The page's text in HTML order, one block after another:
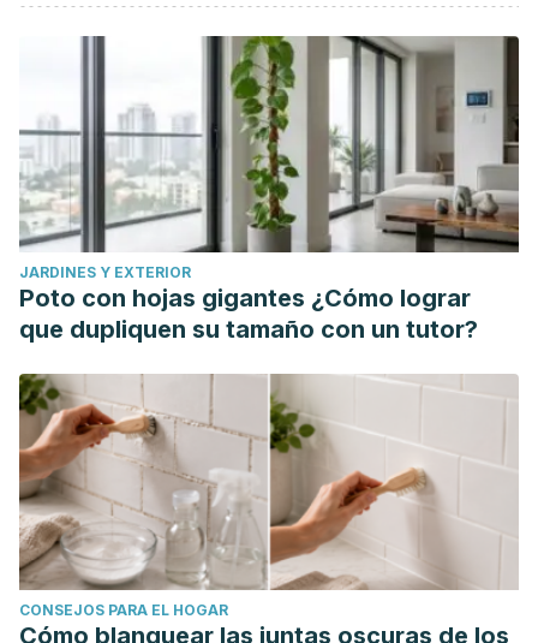
Carretero-Krug, A., Úbeda, N., Velasco, C., Medina-Font, J.,
Laguna, T. T., Varela-Moreiras, G., & Montero, A. (2021).
Hydration status, body composition, and anxiety status in
aeronautical military personnel from Spain: a cross-
sectional study.
Military Medical Research
https://link.springer.com/article/10.1186/s40779-021-00327-
2
Organización Mundial de la Salud. (26 de junio de 2024).
Actividad física. OMS. Consultado el 23 de enero 2026 de:
https://www.who.int/es/news-room/fact-
sheets/detail/physical-activity
Wallace, M., O'Hara, H., Watson, S., Goh, A. T., Forde, C. G.,
McKenna, G., & Woodside, J. V. (2023). Combined effect of
eating speed instructions and food texture modification on
eating rate, appetite and later food intake.Appetite
https://www.sciencedirect.com/science/article/pii/
JARDINES Y EXTERIOR
Poto con hojas gigantes ¿Cómo lograr
que dupliquen su tamaño con un tutor?
CONSEJOS PARA EL HOGAR
Cómo blanquear las juntas oscuras de los